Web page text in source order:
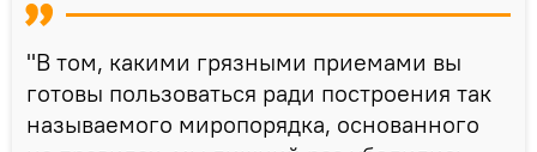
"В том, какими грязными приемами вы
готовы пользоваться ради построения так
называемого миропорядка, основанного